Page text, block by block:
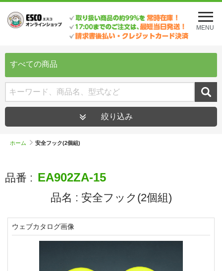
メ
ニ
ュ
を
MENU
すべての商品
絞り込み
ホーム 安全フック(2個組)
品番 : EA902ZA-15
品名 : 安全フック(2個組)
ウェブカタログ画像